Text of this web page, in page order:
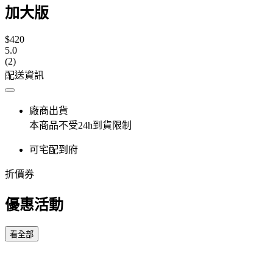
加大版
$420
5.0
(2)
配送資訊
廠商出貨
本商品不受24h到貨限制
可宅配到府
折價券
優惠活動
看全部